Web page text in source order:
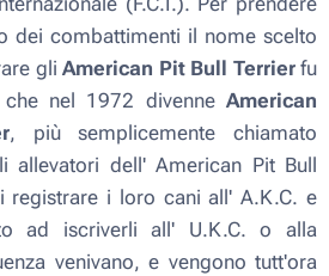
dei combattimenti il nome scelto
gliAmerican Pit Bull Terrierfu
che nel 1972 divenne American
, più semplicemente chiamato
allevatori dell' American Pit Bull
registrare i loro cani all' A.K.C. e
ad iscriverli all' U.K.C. o alla
venivano, e vengono tutt'ora